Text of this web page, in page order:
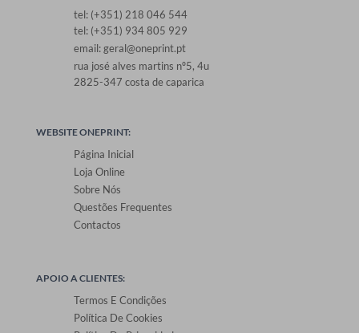
tel: (+351) 218 046 544
tel: (+351) 934 805 929
email: geral@oneprint.pt
rua josé alves martins nº5, 4u
2825-347 costa de caparica
WEBSITE ONEPRINT:
Página Inicial
Loja Online
Sobre Nós
Questões Frequentes
Contactos
APOIO A CLIENTES:
Termos E Condições
Política De Cookies